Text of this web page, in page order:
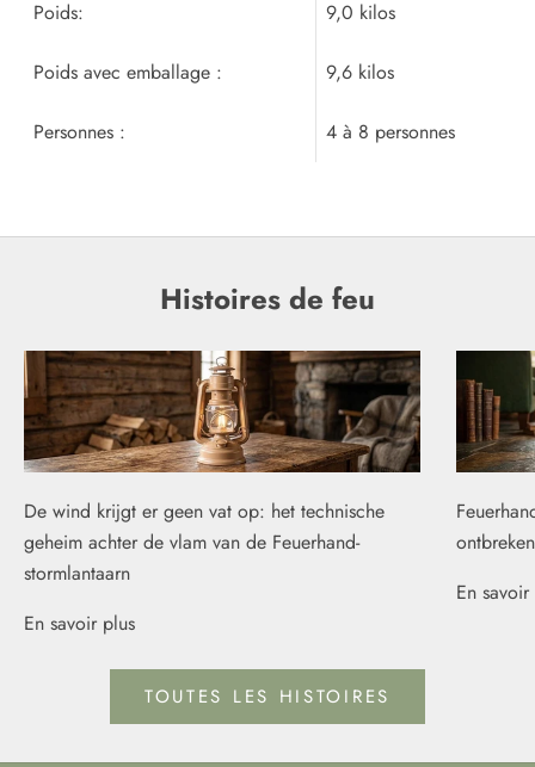
Poids: 9,0 kilos
Poids avec emballage : 9,6 kilos
Personnes : 4 à 8 personnes
Histoires de feu
De wind krijgt er geen vat op: het technische
geheim achter de vlam van de Feuerhand-
stormlantaarn
En savoir plus
En
TOUTES LES HISTOIRES